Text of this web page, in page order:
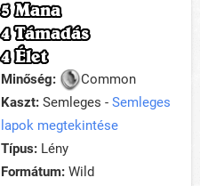
5 Mana
4 Támadás
4 Élet
Minőség:
Common
Kaszt: Semleges - Semleges
lapok megtekintése
Típus: Lény
Formátum: Wild